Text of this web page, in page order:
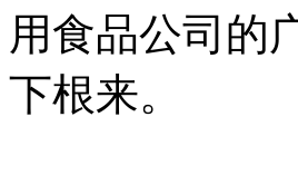
用食品公司的
下根来。